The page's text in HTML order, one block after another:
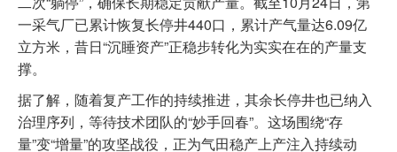
一采气厂已累计恢复长停井440口，累计产气量达6.09亿
立方米，昔日“沉睡资产”正稳步转化为实实在在的产量支
撑。
据了解，随着复产工作的持续推进，其余长停井也已纳入
治理序列，等待技术团队的“妙手回春”。这场围绕“存
量”变“增量”的攻坚战役，正为气田稳产上产注入持续动